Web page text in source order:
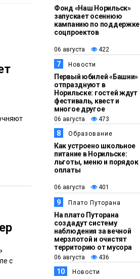
с
Фонд «Наш Норильск»
запускает осеннюю
кампанию по поддержке
соцпроектов
06 августа 422
7 Новости
Первый юбилей «Башни»
отпразднуют в
Норильске: гостей ждут
фестиваль, квест и
многое другое
06 августа 473
8 Образование
Как устроено школьное
питание в Норильске:
льготы, меню и порядок
оплаты
06 августа 401
9 Плато Путорана
На плато Путорана
создадут систему
наблюдения за вечной
мерзлотой и очистят
территорию от мусора
06 августа 436
10 Новости